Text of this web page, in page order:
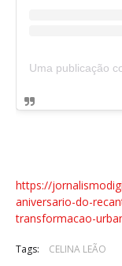
https://
aniversario-do-
transformacao-
Tags: CELINA LEÃO